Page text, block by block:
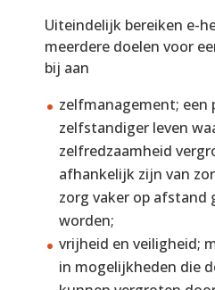
Uiteindelijk bereiken e-
meerdere doelen voor
bij aan
zelfmanagement; een
zelfstandiger leven
zelfredzaamheid
afhankelijk zijn van
zorg vaker op afstand
worden;
vrijheid en veiligheid;
in mogelijkheden die